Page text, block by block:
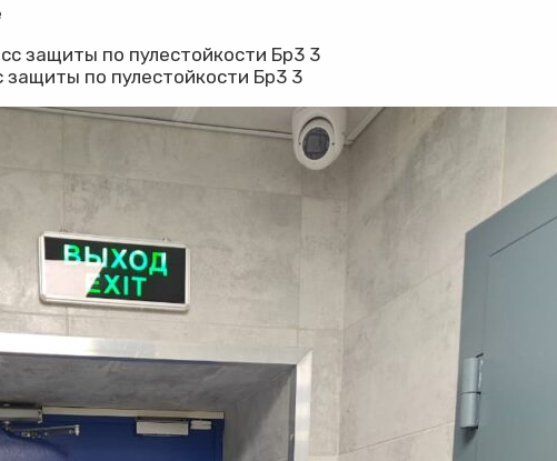
по пулестойкости Бр3 3